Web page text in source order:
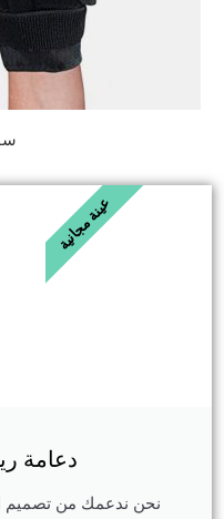
دعامة
نحن ندعمك من تصميم
عينة مجانية